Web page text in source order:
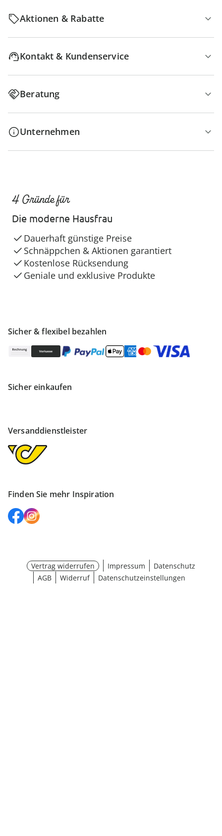
Aktionen & Rabatte
Kontakt & Kundenservice
Beratung
Unternehmen
Sicher & flexibel bezahlen
Sicher einkaufen
Versanddienstleister
Finden Sie mehr Inspiration
4 Gründe für
Die moderne Hausfrau
Dauerhaft günstige Preise
Schnäppchen & Aktionen garantiert
Kostenlose Rücksendung
Geniale und exklusive Produkte
Vertrag widerrufen Impressum
Datenschutz
AGB
Widerruf Datenschutzeinstellungen